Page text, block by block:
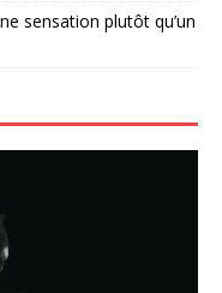
sensation plutôt qu’un